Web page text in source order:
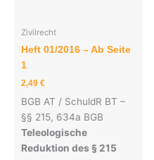
Zivilrecht
Heft 01/2016 – Ab Seite
1
2,49 €
BGB AT / SchuldR BT –
§§ 215, 634a BGB
Teleologische
Reduktion des § 215